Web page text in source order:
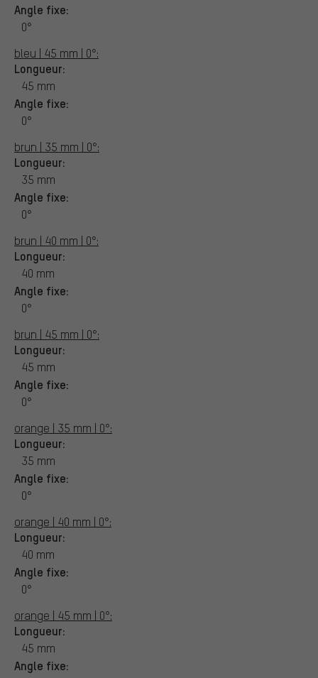
Angle fixe:
0°
bleu | 45 mm | 0°:
Longueur:
45 mm
Angle fixe:
0°
brun | 35 mm | 0°:
Longueur:
35 mm
Angle fixe:
0°
brun | 40 mm | 0°:
Longueur:
40 mm
Angle fixe:
0°
brun | 45 mm | 0°:
Longueur:
45 mm
Angle fixe:
0°
orange | 35 mm | 0°:
Longueur:
35 mm
Angle fixe:
0°
orange | 40 mm | 0°:
Longueur:
40 mm
Angle fixe:
0°
orange | 45 mm | 0°:
Longueur:
45 mm
Angle fixe: